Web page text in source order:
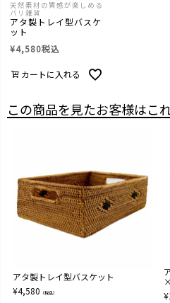
天然素材の質感が楽しめる
バリ雑貨
アタ製トレイ型バスケ
ット
¥4,580税込
カートに入れる
この商品を見たお客様はこ
アタ製トレイ型バスケット
¥4,580 （税込）
¥